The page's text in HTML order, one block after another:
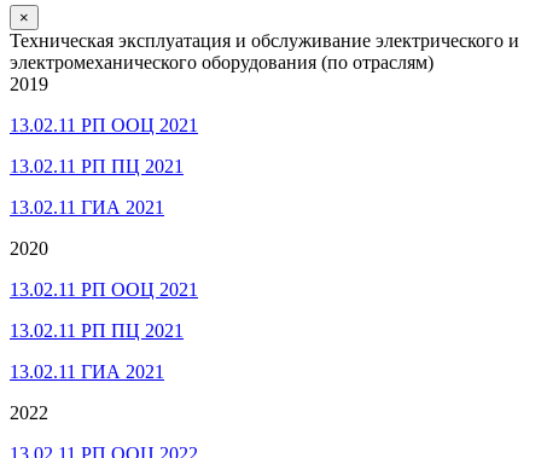
×
Техническая эксплуатация и обслуживание электрического и
электромеханического оборудования (по отраслям)
2019
13.02.11 РП ООЦ 2021
13.02.11 РП ПЦ 2021
13.02.11 ГИА 2021
2020
13.02.11 РП ООЦ 2021
13.02.11 РП ПЦ 2021
13.02.11 ГИА 2021
2022
13.02.11 РП ООЦ 2022